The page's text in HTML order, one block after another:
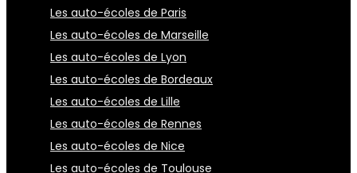
Les auto-écoles de Paris
Les auto-écoles de Marseille
Les auto-écoles de Lyon
Les auto-écoles de Bordeaux
Les auto-écoles de Lille
Les auto-écoles de Rennes
Les auto-écoles de Nice
Les auto-écoles de Toulouse